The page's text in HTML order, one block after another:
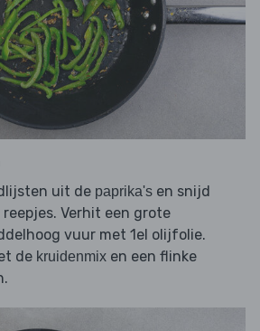
uit de paprika's en snijd
reepjes. Verhit een grote
vuur met 1el olijfolie.
de kruidenmix en een flinke